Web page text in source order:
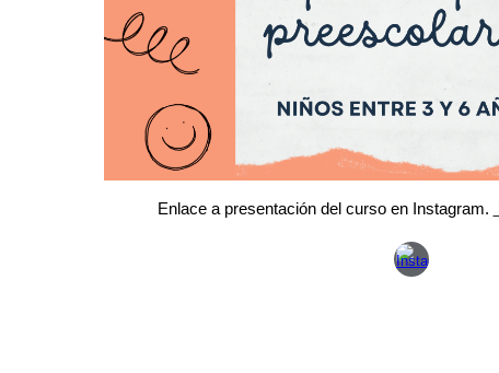
Enlace a presentación del curso en Instagram.